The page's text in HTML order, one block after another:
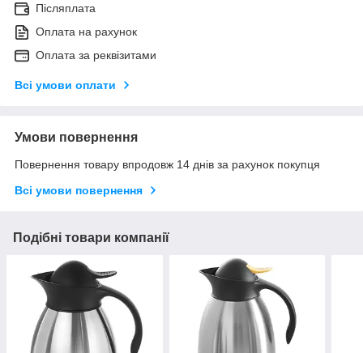
Післяплата
Оплата на рахунок
Оплата за реквізитами
Всі умови оплати
Умови повернення
Повернення товару впродовж 14 днів за рахунок покупця
Всі умови повернення
Подібні товари компанії